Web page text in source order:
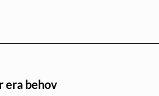
era behov